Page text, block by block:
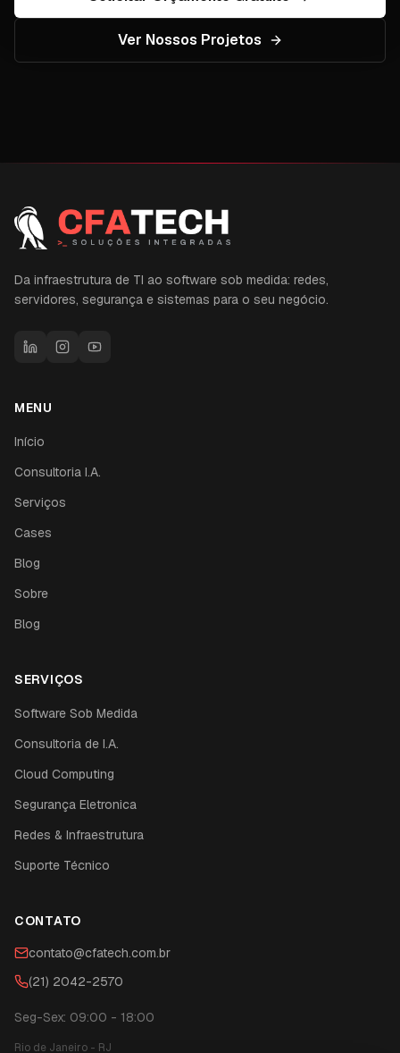
Ver Nossos Projetos
Da infraestrutura de TI ao software sob medida: redes,
servidores, segurança e sistemas para o seu negócio.
MENU
Início
Consultoria I.A.
Serviços
Cases
Blog
Sobre
Blog
SERVIÇOS
Software Sob Medida
Consultoria de I.A.
Cloud Computing
Segurança Eletronica
Redes & Infraestrutura
Suporte Técnico
CONTATO
contato@cfatech.com.br
(21) 2042-2570
Seg-Sex: 09:00 - 18:00
Rio de Janeiro - RJ